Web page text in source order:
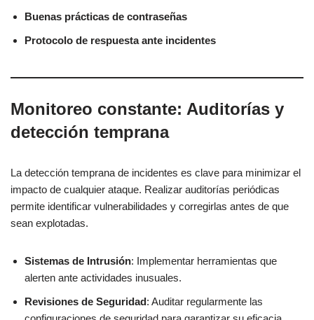
Buenas prácticas de contraseñas
Protocolo de respuesta ante incidentes
Monitoreo constante: Auditorías y
detección temprana
La detección temprana de incidentes es clave para minimizar el
impacto de cualquier ataque. Realizar auditorías periódicas
permite identificar vulnerabilidades y corregirlas antes de que
sean explotadas.
Sistemas de Intrusión: Implementar herramientas que
alerten ante actividades inusuales.
Revisiones de Seguridad: Auditar regularmente las